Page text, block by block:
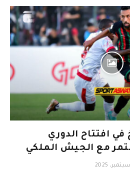
في افتتاح الدوري
مع الجيش الملكي